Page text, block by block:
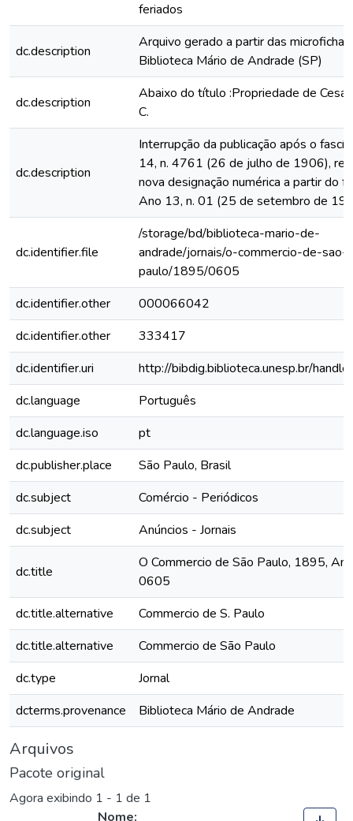
feriados
dc.description
Arquivo gerado a partir das
Biblioteca Mário de Andrade (SP)
dc.description
Abaixo do título :Propriedade de
C.
dc.description
Interrupção da publicação após o
14, n. 4761 (26 de julho de 1906),
nova designação numérica a partir do
Ano 13, n. 01 (25 de setembro de
dc.identifier.file
/storage/bd/biblioteca-mario-de-
andrade/jornais/o-commercio-de-sao-
paulo/1895/0605
dc.identifier.other
000066042
dc.identifier.other
333417
dc.identifier.uri
http://bibdig.biblioteca.unesp.br/
dc.language
Português
dc.language.iso
pt
dc.publisher.place
São Paulo, Brasil
dc.subject
Comércio - Periódicos
dc.subject
Anúncios - Jornais
dc.title
O Commercio de São Paulo, 1895,
0605
dc.title.alternative
Commercio de S. Paulo
dc.title.alternative
Commercio de São Paulo
dc.type
Jornal
dcterms.provenance
Biblioteca Mário de Andrade
Arquivos
Pacote original
Agora exibindo 1 - 1 de 1
Nome: